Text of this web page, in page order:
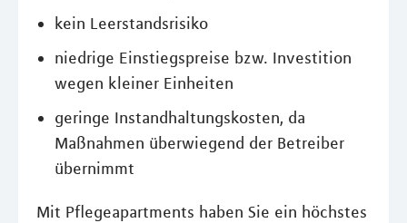
kein Leerstandsrisiko
niedrige Einstiegspreise bzw. Investition
wegen kleiner Einheiten
geringe Instandhaltungskosten, da
Maßnahmen überwiegend der Betreiber
übernimmt
Mit Pflegeapartments haben Sie ein höchstes